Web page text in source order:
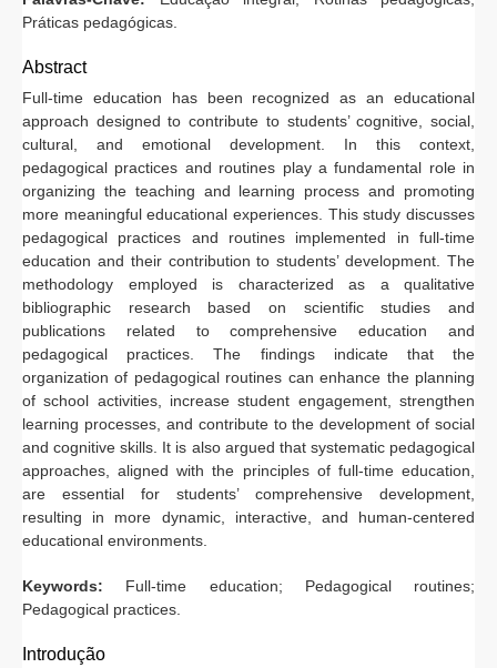
Práticas pedagógicas.
Abstract
Full-time education has been recognized as an educational
approach designed to contribute to students’ cognitive, social,
cultural, and emotional development. In this context,
pedagogical practices and routines play a fundamental role in
organizing the teaching and learning process and promoting
more meaningful educational experiences. This study discusses
pedagogical practices and routines implemented in full-time
education and their contribution to students’ development. The
methodology employed is characterized as a qualitative
bibliographic research based on scientific studies and
publications related to comprehensive education and
pedagogical practices. The findings indicate that the
organization of pedagogical routines can enhance the planning
of school activities, increase student engagement, strengthen
learning processes, and contribute to the development of social
and cognitive skills. It is also argued that systematic pedagogical
approaches, aligned with the principles of full-time education,
are essential for students’ comprehensive development,
resulting in more dynamic, interactive, and human-centered
educational environments.
Keywords: Full-time education; Pedagogical routines;
Pedagogical practices.
Introdução